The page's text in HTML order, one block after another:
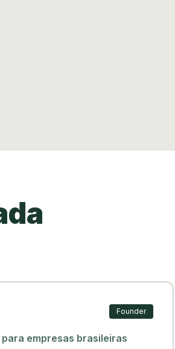
Founder
para empresas brasileiras